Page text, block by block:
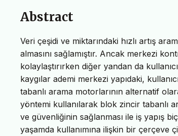
Abstract
Veri çeşidi ve miktarındaki hızlı artış
almasını sağlamıştır. Ancak merkezi
kolaylaştırırken diğer yandan da
kaygılar ademi merkezi yapıdaki,
tabanlı arama motorlarının alternatif
yöntemi kullanılarak blok zincir tabanlı
ve güvenliğinin sağlanması ile iş yapış
yaşamda kullanımına ilişkin bir çerçeve